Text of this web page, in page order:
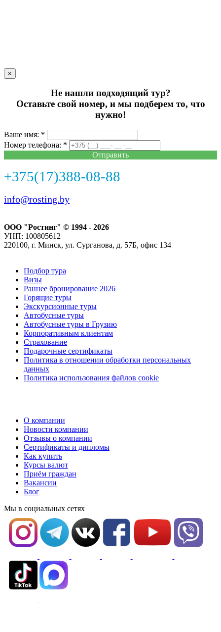
×
Не нашли подходящий тур?
Оставьте свой номер, и мы подберем то, что
нужно!
Ваше имя: *
Номер телефона: *
Отправить
+375(17)388-08-88
info@rosting.by
ООО "Ростинг" © 1994 - 2026
УНП: 100805612
220100, г. Минск, ул. Сурганова, д. 57Б, офис 134
Подбор тура
Визы
Раннее бронирование 2026
Горящие туры
Экскурсионные туры
Автобусные туры
Автобусные туры в Грузию
Корпоративным клиентам
Страхование
Подарочные сертификаты
Политика в отношении обработки персональных
данных
Политика использования файлов cookie
О компании
Новости компании
Отзывы о компании
Сертификаты и дипломы
Как купить
Курсы валют
Приём граждан
Вакансии
Блог
Мы в социальных сетях